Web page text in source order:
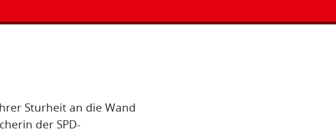
Sturheit an die Wand
der SPD-